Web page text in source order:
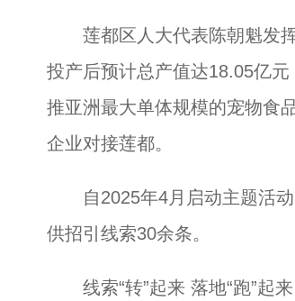
莲都区人大代表陈朝魁发挥
投产后预计总产值达18.05亿
推亚洲最大单体规模的宠物食
企业对接莲都。
自2025年4月启动主题活动
供招引线索30余条。
线索“转”起来 落地“跑”起来